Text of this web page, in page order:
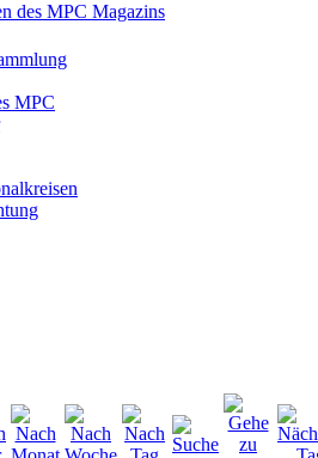
des MPC Magazins
MPC